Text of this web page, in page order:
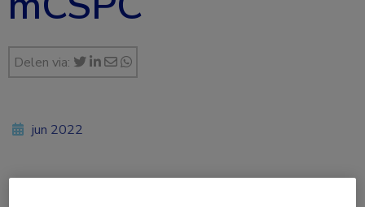
Delen via:
jun 2022